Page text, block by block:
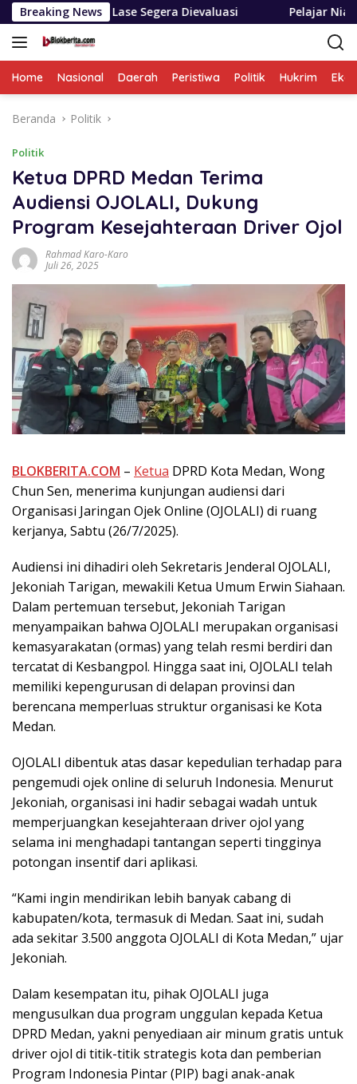
Langsung
ke
konten
Breaking News
Lase Segera Dievaluasi Pelajar Nias Utara
Home Nasional Daerah Peristiwa Politik Hukrim
Beranda Politik
Politik
Ketua DPRD Medan Terima
Audiensi OJOLALI, Dukung
Program Kesejahteraan Driver Ojol
Rahmad Karo-Karo
Juli 26, 2025
BLOKBERITA.COM – Ketua DPRD Kota Medan, Wong
Chun Sen, menerima kunjungan audiensi dari
Organisasi Jaringan Ojek Online (OJOLALI) di ruang
kerjanya, Sabtu (26/7/2025).
Audiensi ini dihadiri oleh Sekretaris Jenderal OJOLALI,
Jekoniah Tarigan, mewakili Ketua Umum Erwin Siahaan.
Dalam pertemuan tersebut, Jekoniah Tarigan
menyampaikan bahwa OJOLALI merupakan organisasi
kemasyarakatan (ormas) yang telah resmi berdiri dan
tercatat di Kesbangpol. Hingga saat ini, OJOLALI telah
memiliki kepengurusan di delapan provinsi dan
berencana memperluas struktur organisasi ke Kota
Medan.
OJOLALI dibentuk atas dasar kepedulian terhadap para
pengemudi ojek online di seluruh Indonesia. Menurut
Jekoniah, organisasi ini hadir sebagai wadah untuk
memperjuangkan kesejahteraan driver ojol yang
selama ini menghadapi tantangan seperti tingginya
potongan insentif dari aplikasi.
“Kami ingin mendirikan lebih banyak cabang di
kabupaten/kota, termasuk di Medan. Saat ini, sudah
ada sekitar 3.500 anggota OJOLALI di Kota Medan,” ujar
Jekoniah.
Dalam kesempatan itu, pihak OJOLALI juga
mengusulkan dua program unggulan kepada Ketua
DPRD Medan, yakni penyediaan air minum gratis untuk
driver ojol di titik-titik strategis kota dan pemberian
Program Indonesia Pintar (PIP) bagi anak-anak